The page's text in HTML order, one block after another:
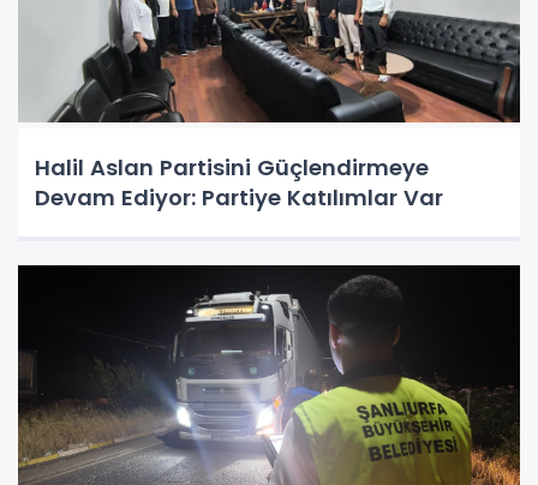
Halil Aslan Partisini Güçlendirmeye
Devam Ediyor: Partiye Katılımlar Var